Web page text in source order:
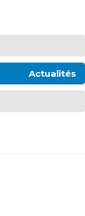
Actualités